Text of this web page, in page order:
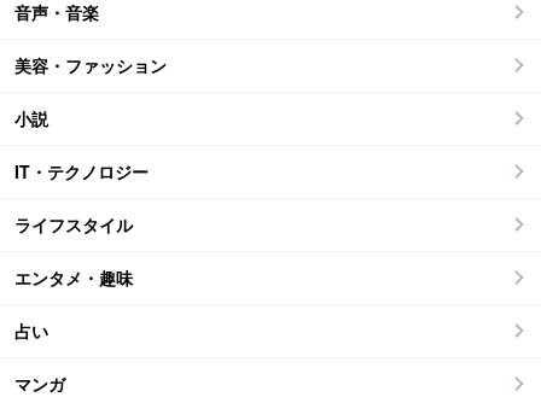
音声・音楽
美容・ファッション
小説
IT・テクノロジー
ライフスタイル
エンタメ・趣味
占い
マンガ